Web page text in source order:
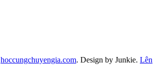
hoccungchuyengia.com. Design by Junkie. Lên